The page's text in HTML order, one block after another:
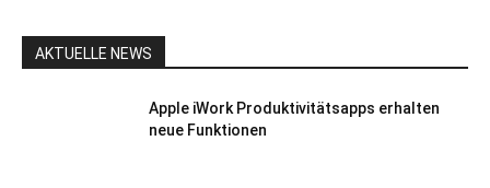
AKTUELLE NEWS
Apple iWork Produktivitätsapps erhalten
neue Funktionen